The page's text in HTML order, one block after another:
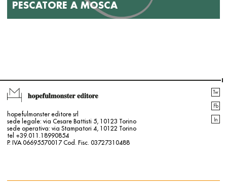
PESCATORE A MOSCA
hopefulmonster editore srl
sede legale: via Cesare Battisti 5, 10123 Torino
sede operativa: via Stampatori 4, 10122 Torino
tel +39.011.18990854
P. IVA 06695570017 Cod. Fisc. 03727310488
Tw
Fb
In